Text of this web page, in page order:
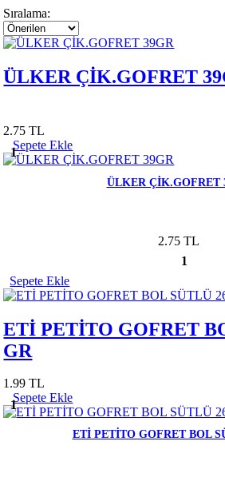
Sıralama:
ÜLKER ÇİK.GOFRET
2.75 TL
1
Sepete Ekle
ÜLKER ÇİK.GOFRET
2.75 TL
1
Sepete Ekle
ETİ PETİTO GOFRET
GR
1.99 TL
1
Sepete Ekle
ETİ PETİTO GOFRET BOL